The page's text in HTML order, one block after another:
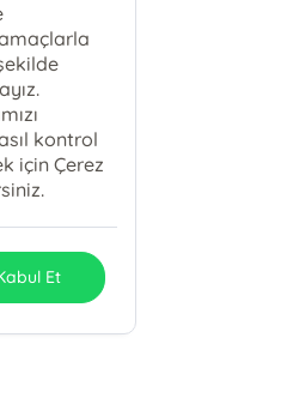
kontrol
için Çerez
Et